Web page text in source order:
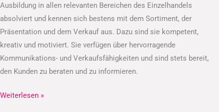
Ausbildung in allen relevanten Bereichen des Einzelhandels
absolviert und kennen sich bestens mit dem Sortiment, der
Präsentation und dem Verkauf aus. Dazu sind sie kompetent,
kreativ und motiviert. Sie verfügen über hervorragende
Kommunikations- und Verkaufsfähigkeiten und sind stets bereit,
den Kunden zu beraten und zu informieren.
Weiterlesen »